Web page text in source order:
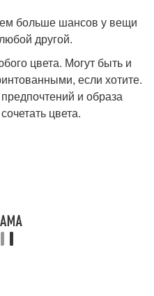
больше шансов у вещи
другой.
цвета. Могут быть и
если хотите.
и образа
цвета.